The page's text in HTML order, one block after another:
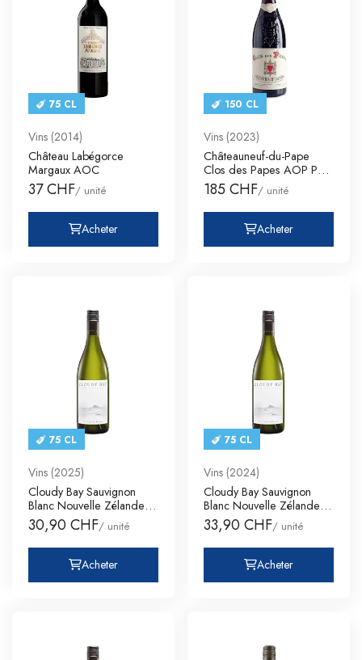
75 CL
Vins (2014)
Château Labégorce
Margaux AOC
37 CHF/ unité
Acheter
150 CL
Vins (2023)
Châteauneuf-du-Pape
Clos des Papes AOP Paul
Avril
185 CHF/ unité
Acheter
75 CL
Vins (2025)
Cloudy Bay Sauvignon
Blanc Nouvelle Zélande
Marlb
30,90 CHF/ unité
Acheter
75 CL
Vins (2024)
Cloudy Bay Sauvignon
Blanc Nouvelle Zélande
Marlb
33,90 CHF/ unité
Acheter